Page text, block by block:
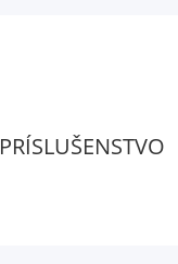
PRÍSLUŠENSTVO